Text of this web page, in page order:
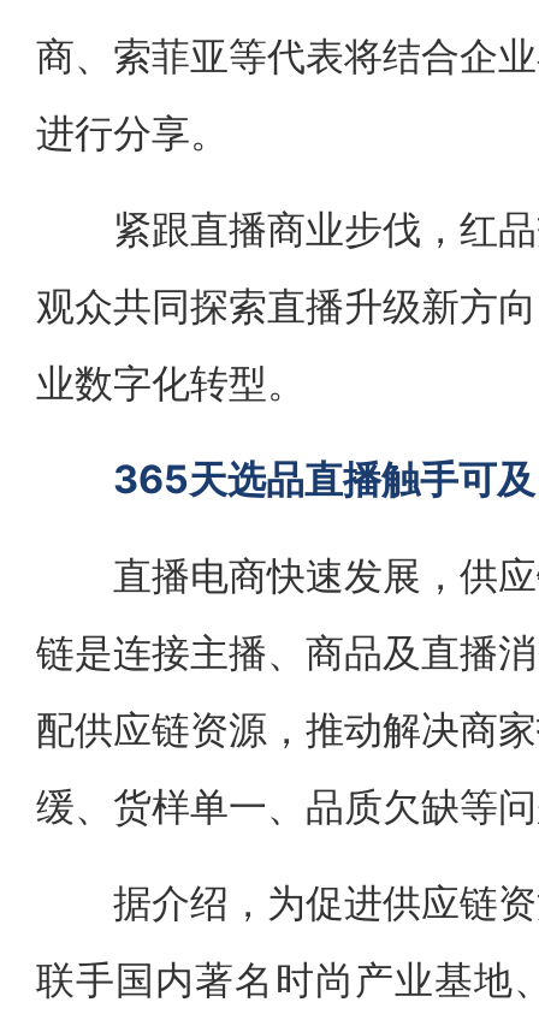
商、索菲亚等代表将结合企
进行分享。
紧跟直播商业步伐，红品
观众共同探索直播升级新方
业数字化转型。
365天选品直播触手可及
直播电商快速发展，供应
链是连接主播、商品及直播
配供应链资源，推动解决商
缓、货样单一、品质欠缺等
据介绍，为促进供应链资
联手国内著名时尚产业基地